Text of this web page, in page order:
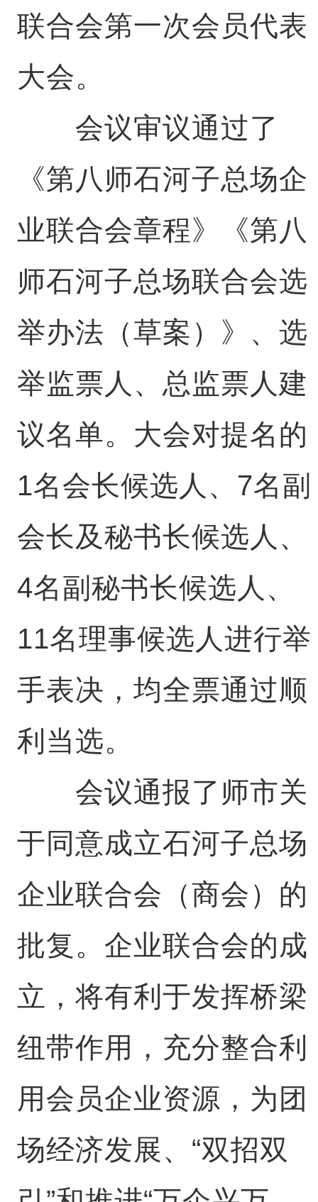
联合会第一次会员代表
大会。
会议审议通过了
《第八师石河子总场企
业联合会章程》《第八
师石河子总场联合会选
举办法（草案）》、选
举监票人、总监票人建
议名单。大会对提名的
1名会长候选人、7名副
会长及秘书长候选人、
4名副秘书长候选人、
11名理事候选人进行举
手表决，均全票通过顺
利当选。
会议通报了师市关
于同意成立石河子总场
企业联合会（商会）的
批复。企业联合会的成
立，将有利于发挥桥梁
纽带作用，充分整合利
用会员企业资源，为团
场经济发展、“双招双